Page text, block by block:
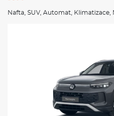
Nafta SUV, Automat Klimatizace